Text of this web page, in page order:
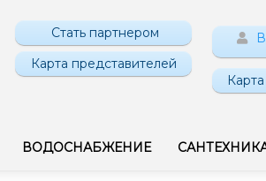
Стать партнером
Карта представителей
ВОДОСНАБЖЕНИЕ